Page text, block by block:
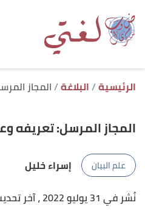
الرئيسية البلاغة المجاز
المجاز المرسل: تعريفه
علم البيان
إسراء خليل
نُشر في 31 يوليو 2022
، آخر تحديث 04 أبريل